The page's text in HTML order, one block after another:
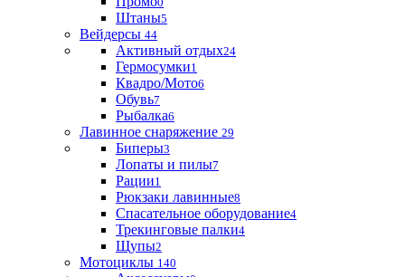
Штаны5
Вейдерсы 44
Активный отдых24
Гермосумки1
Квадро/Мото6
Обувь7
Рыбалка6
Лавинное снаряжение 29
Биперы3
Лопаты и пилы7
Рации1
Рюкзаки лавинные8
Спасательное оборудование4
Трекинговые палки4
Щупы2
Мотоциклы 140